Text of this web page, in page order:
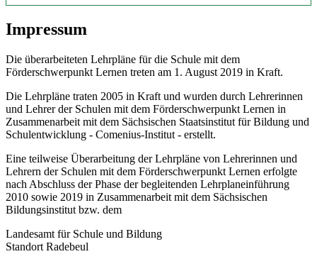
Impressum
Die überarbeiteten Lehrpläne für die Schule mit dem
Förderschwerpunkt Lernen treten am 1. August 2019 in Kraft.
Die Lehrpläne traten 2005 in Kraft und wurden durch Lehrerinnen
und Lehrer der Schulen mit dem Förderschwerpunkt Lernen in
Zusammenarbeit mit dem Sächsischen Staatsinstitut für Bildung und
Schulentwicklung - Comenius-Institut - erstellt.
Eine teilweise Überarbeitung der Lehrpläne von Lehrerinnen und
Lehrern der Schulen mit dem Förderschwerpunkt Lernen erfolgte
nach Abschluss der Phase der begleitenden Lehrplaneinführung
2010 sowie 2019 in Zusammenarbeit mit dem Sächsischen
Bildungsinstitut bzw. dem
Landesamt für Schule und Bildung
Standort Radebeul